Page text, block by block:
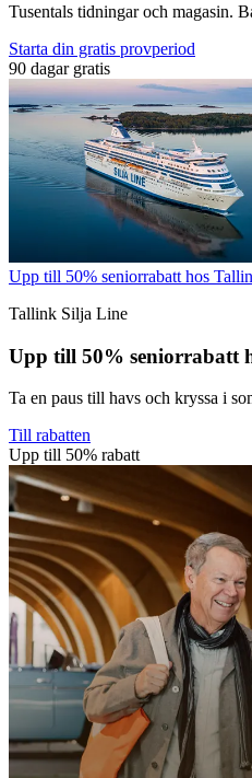
Tusentals tidningar och magasin.
Starta din gratis provperiod
90 dagar gratis
Upp till 50% seniorrabatt hos
Tallink Silja Line
Upp till 50% seniorrabatt
Ta en paus till havs och kryssa i
Till rabatten
Upp till 50% rabatt